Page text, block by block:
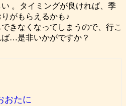
。タイミングが良ければ、季
がもらえるかも♪
きなくなってしまうので、行こ
…是非いかがですか？
おたに